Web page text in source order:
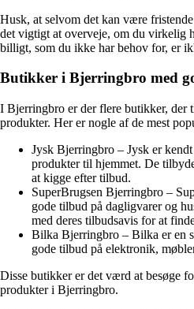
Husk, at selvom det kan være
det vigtigt at overveje, om du virkelig
billigt, som du ikke har behov for, er
Butikker i Bjerringbro med
I Bjerringbro er der flere butikker, der
produkter. Her er nogle af de mest
Jysk Bjerringbro – Jysk er
produkter til hjemmet. De
at kigge efter tilbud.
SuperBrugsen Bjerringbro –
gode tilbud på dagligvarer og
med deres tilbudsavis for at
Bilka Bjerringbro – Bilka er en
gode tilbud på elektronik,
Disse butikker er det værd at besøge
produkter i Bjerringbro.